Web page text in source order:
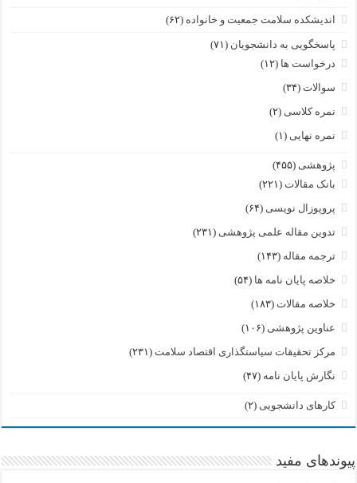
اندیشکده سلامت جمعیت و خانواده (۶۲)
پاسخگویی به دانشجویان (۷۱)
درخواست ها (۱۲)
سوالات (۳۴)
نمره کلاسی (۲)
نمره نهایی (۱)
پژوهشی (۴۵۵)
بانک مقالات (۲۲۱)
پروپوزال نویسی (۶۴)
تدوین مقاله علمی پژوهشی (۲۳۱)
ترجمه مقاله (۱۴۳)
خلاصه پایان نامه ها (۵۴)
خلاصه مقالات (۱۸۳)
عناوین پژوهشی (۱۰۶)
مرکز تحقیقات سیاستگذاری اقتصاد سلامت (۲۳۱)
نگارش پایان نامه (۴۷)
کارهای دانشجویی (۲)
پیوندهای مفید